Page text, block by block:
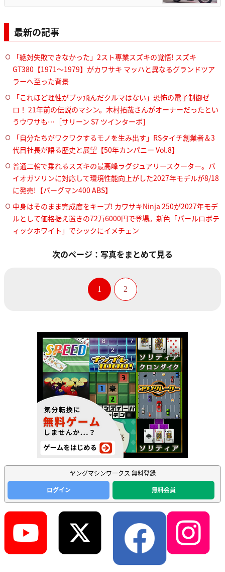
最新の記事
「絶対失敗できなかった」2スト専業スズキの覚悟! スズキ
GT380【1971～1979】がカワサキ マッハと異なるグランドツア
ラーへ至った背景
「これほど理性がブッ飛んだクルマはない」恐怖の電子制御ゼ
ロ！ 21年前の伝説のマシン。木村拓哉さんがオーナーだったとい
うウワサも…［サリーン S7 ツインターボ］
「自分たちがワクワクするモノを生み出す」RSタイチ創業者＆3
代目社長が語る歴史と展望【50年カンパニー Vol.8】
普通二輪で乗れるスズキの最高峰ラグジュアリースクーター。バ
イオガソリンに対応して環境性能向上がした2027年モデルが8/18
に発売!【バーグマン400 ABS】
中身はそのまま完成度をキープ! カワサキNinja 250が2027年モデ
ルとして価格据え置きの72万6000円で登場。新色「パールロボテ
ィックホワイト」でシックにイメチェン
次のページ：写真をまとめて見る
1 2
ヤングマシンワークス 無料登録
ログイン
無料会員